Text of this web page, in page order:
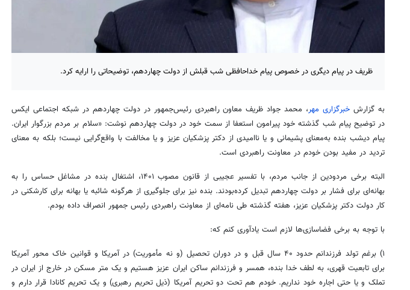
ظریف در پیام دیگری در خصوص پیام خداحافظی شب قبلش از دولت چهاردهم، توضیحاتی را ارایه کرد.
به گزارشخبرگزاری مهر، محمد جواد ظریف معاون راهبردی رئیس‌جمهور در دولت چهاردهم در شبکه اجتماعی ایکس
در توضیح پیام شب گذشته خود پیرامون استعفا از سمت خود در دولت چهاردهم نوشت:«سلام بر مردم بزرگوار ایران.
پیام دیشب بنده به‌معنای پشیمانی و یا ناامیدی از دکتر پزشکیان عزیز و یا مخالفت با واقع‌گرایی نیست؛ بلکه به معنای
تردید در مفید بودن خودم در معاونت راهبردی است.
البته برخی مردودین
از جانب مردم، با تفسیر عجیبی از قانون مصوب ۱۴۰۱، اشتغال بنده در مشاغل حساس را به
بهانه‌ای برای فشار بر دولت چهاردهم تبدیل کرده‌بودند. بنده نیز برای جلوگیری از هرگونه شائبه یا بهانه برای کارشکنی در
کار دولت دکتر پزشکیان عزیز، هفته گذشته طی نامه‌ای از معاونت راهبردی رئیس جمهور انصراف داده بودم.
با توجه به برخی فضاسازی‌ها لازم است یادآوری کنم که:
۱) برغم
تولد فرزندانم حدود ۴۰ سال قبل و در دوران تحصیل (و نه مأموریت) در آمریکا و قوانین خاک محور آمریکا
برای تابعیت قهری، به لطف خدا بنده، همسر و فرزندانم ساکن ایران عزیز هستیم و یک متر مسکن در خارج از ایران در
تملک و یا حتی اجاره خود نداریم. خودم هم تحت دو تحریم آمریکا (ذیل تحریم رهبری) و یک تحریم کانادا قرار دارم و